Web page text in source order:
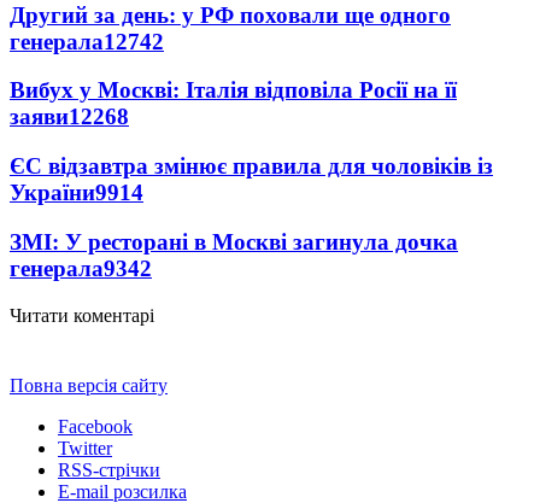
Другий за день: у РФ поховали ще одного
генерала12742
Вибух у Москві: Італія відповіла Росії на її
заяви12268
ЄС відзавтра змінює правила для чоловіків із
України9914
ЗМІ: У ресторані в Москві загинула дочка
генерала9342
Читати коментарі
Повна версія сайту
Facebook
Twitter
RSS-стрічки
E-mail розсилка